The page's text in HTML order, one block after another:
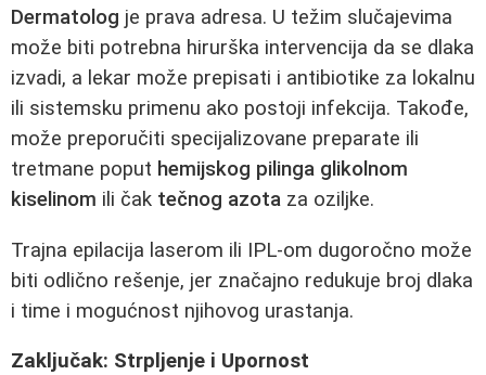
Dermatolog je prava adresa. U težim slučajevima
može biti potrebna hirurška intervencija da se dlaka
izvadi, a lekar može prepisati i antibiotike za lokalnu
ili sistemsku primenu ako postoji infekcija. Takođe,
može preporučiti specijalizovane preparate ili
tretmane poput hemijskog pilinga glikolnom
kiselinom ili čak tečnog azota za oziljke.
Trajna epilacija laserom ili IPL-om dugoročno može
biti odlično rešenje, jer značajno redukuje broj dlaka
i time i mogućnost njihovog urastanja.
Zaključak: Strpljenje i Upornost